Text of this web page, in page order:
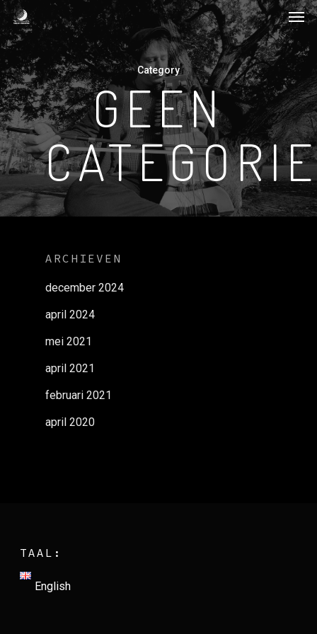
Skip
to
main
content
Category
GEEN
ARCHIEVEN
december 2024
april 2024
mei 2021
april 2021
februari 2021
april 2020
TAAL:
English